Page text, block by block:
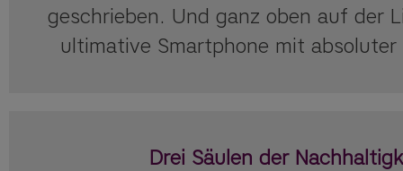
geschrieben. Und ganz oben auf der
ultimative Smartphone mit absoluter
Drei Säulen der